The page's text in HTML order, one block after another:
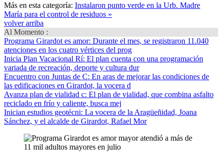
Más en esta categoría: Instalaron punto verde en la Urb. Madre
María para el control de residuos »
volver arriba
Al Momento :
Programa Girardot es amor: Durante el mes, se registraron 11.040
atenciones en los cuatro vértices del prog
Inicia Plan Vacacional Rí: El plan cuenta con una programación
variada de recreación, deporte y cultura dur
Encuentro con Juntas de C: En aras de mejorar las condiciones de
las edificaciones en Girardot, la vocera d
Avanza plan de vialidad c: El plan de vialidad, que combina asfalto
reciclado en frío y caliente, busca mej
Inician estudios geotécni: La vocera de la Aragüeñidad, Joana
Sánchez, y el alcalde de Girardot, Rafael Mor